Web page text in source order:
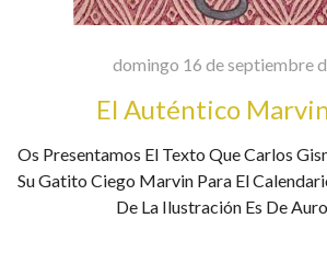
domingo 16 de septiembre
El Auténtico
Os Presentamos El Texto Que Carlos
Su Gatito Ciego Marvin Para El
De La Ilustración Es De